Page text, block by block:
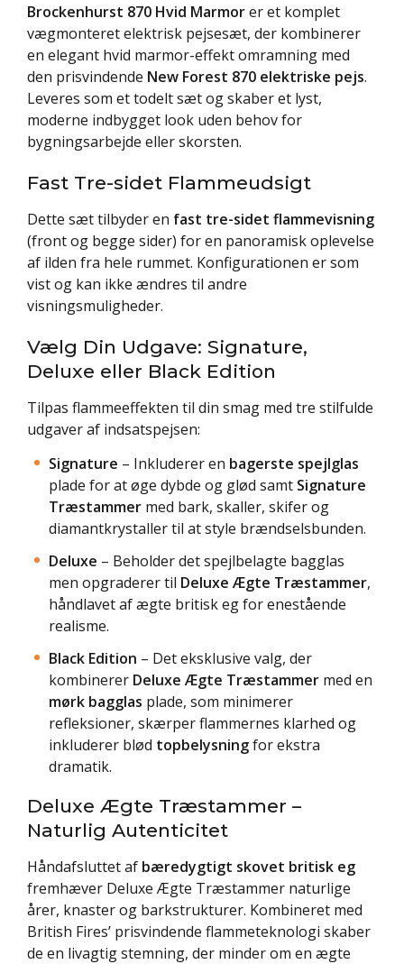
Brockenhurst 870 Hvid Marmorer et komplet
vægmonteret elektrisk pejsesæt, der kombinerer
en elegant hvid marmor-effekt omramning med
den prisvindende New Forest 870 elektriske pejs.
Leveres som et todelt sæt og skaber et lyst,
moderne indbygget look uden behov for
bygningsarbejde eller skorsten.
Fast Tre-sidet Flammeudsigt
Dette sæt tilbyder en fast tre-sidet flammevisning
(front og begge sider) for en panoramisk oplevelse
af ilden fra hele rummet. Konfigurationen er som
vist og kan ikke ændres til andre
visningsmuligheder.
Vælg Din Udgave: Signature,
Deluxe eller Black Edition
Tilpas flammeeffekten til din smag med tre stilfulde
udgaver af indsatspejsen:
Signature – Inkluderer en bagerste spejlglas
plade for at øge dybde og glød samt Signature
Træstammer med bark, skaller, skifer og
diamantkrystaller til at style brændselsbunden.
Deluxe – Beholder det spejlbelagte bagglas
men opgraderer til Deluxe Ægte Træstammer,
håndlavet af ægte britisk eg for enestående
realisme.
Black Edition – Det eksklusive valg, der
kombinerer Deluxe Ægte Træstammer med en
mørk bagglas plade, som minimerer
refleksioner, skærper flammernes klarhed og
inkluderer blød topbelysningfor ekstra
dramatik.
Deluxe Ægte Træstammer –
Naturlig Autenticitet
Håndafsluttet af bæredygtigt skovet britisk eg
fremhæver Deluxe Ægte Træstammer naturlige
årer, knaster og barkstrukturer. Kombineret med
British Fires’ prisvindende flammeteknologi skaber
de en livagtig stemning, der minder om en ægte